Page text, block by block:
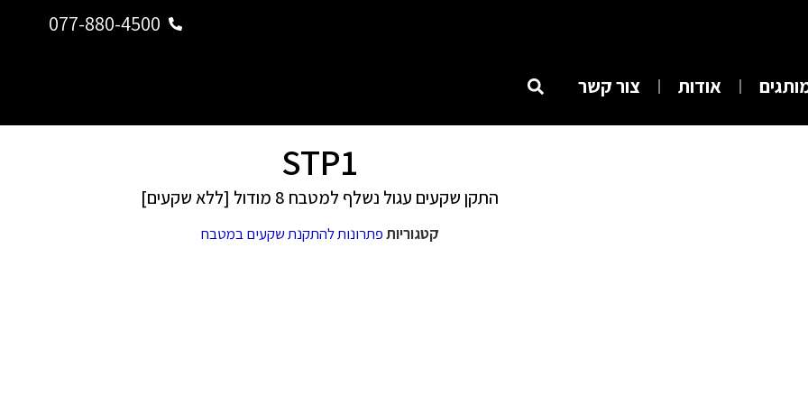
077-880-4500
אודות צור קשר
STP1
התקן שקעים עגול נשלף למטבח 8 מודול [ללא שקעים]
קטגוריותפתרונות להתקנת שקעים במטבח